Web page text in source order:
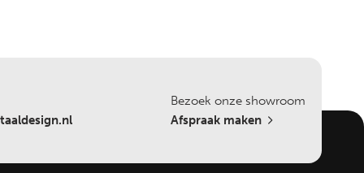
Bezoek onze showroom
Afspraak maken